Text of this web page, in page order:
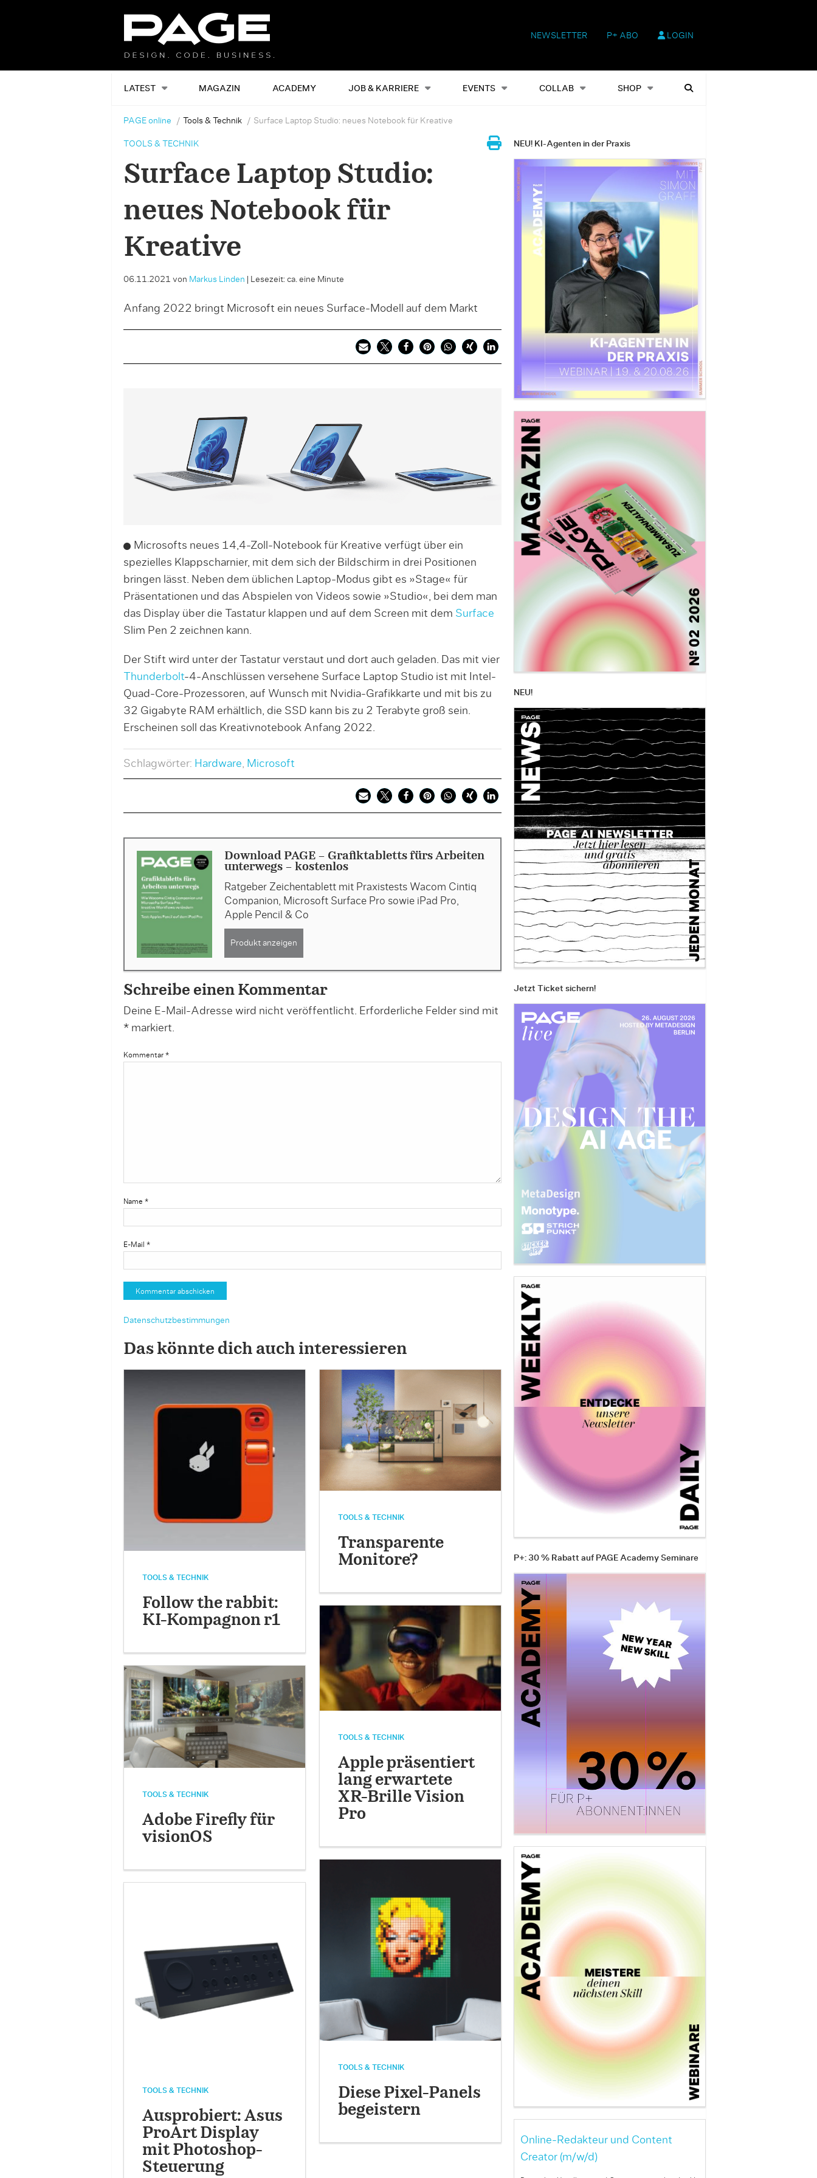
NEWSLETTER P+ ABO LOGIN
LATEST MAGAZIN ACADEMY JOB & KARRIERE EVENTS COLLAB SHOP
Alles Events Shop Heftausgaben Suchen
PAGE online Tools & Technik Surface Laptop Studio: neues Notebook für Kreative
TOOLS & TECHNIK
Surface Laptop Studio:
neues Notebook für
Kreative
06.11.2021 von Markus Linden Lesezeit: ca. eine Minute
Anfang 2022 bringt Microsoft ein neues Surface-Modell auf dem Markt
Microsofts neues 14,4-Zoll-Notebook für Kreative verfügt über ein
spezielles Klappscharnier, mit dem sich der Bildschirm in drei Positionen
bringen lässt. Neben dem üblichen Laptop-Modus gibt es »Stage« für
Präsentationen und das Abspielen von Videos sowie »Studio«, bei dem man
das Display über die Tastatur klappen und auf dem Screen mit dem Surface
Slim Pen 2 zeichnen kann.
Der Stift wird unter der Tastatur verstaut und dort auch geladen. Das mit vier
Thunderbolt-4-Anschlüssen versehene Surface Laptop Studio ist mit Intel-
Quad-Core-Prozessoren, auf Wunsch mit Nvidia-Grafikkarte und mit bis zu
32 Gigabyte RAM erhältlich, die SSD kann bis zu 2 Terabyte groß sein.
Erscheinen soll das Kreativnotebook Anfang 2022.
Schlagwörter: Hardware, Microsoft
Download PAGE - Grafiktabletts fürs Arbeiten
unterwegs - kostenlos
Ratgeber Zeichentablett mit Praxistests Wacom Cintiq
Companion, Microsoft Surface Pro sowie iPad Pro,
Apple Pencil & Co
Produkt anzeigen
Schreibe einen Kommentar
Deine E-Mail-Adresse wird nicht veröffentlicht. Erforderliche Felder sind mit
*markiert.
Kommentar *
Name *
E-Mail *
Datenschutzbestimmungen
Das könnte dich auch interessieren
TOOLS & TECHNIK
Follow the rabbit:
KI-Kompagnon r1
TOOLS & TECHNIK
Transparente
Monitore?
TOOLS & TECHNIK
Adobe Firefly für
visionOS
TOOLS & TECHNIK
Apple präsentiert
lang erwartete
XR-Brille Vision
Pro
TOOLS & TECHNIK
Ausprobiert: Asus
ProArt Display
mit Photoshop-
Steuerung
TOOLS & TECHNIK
Diese Pixel-Panels
begeistern
NEU! KI-Agenten in der Praxis
NEU!
Jetzt Ticket sichern!
P+: 30 % Rabatt auf PAGE Academy Seminare
Online-Redakteur und Content
Creator (m/w/d)